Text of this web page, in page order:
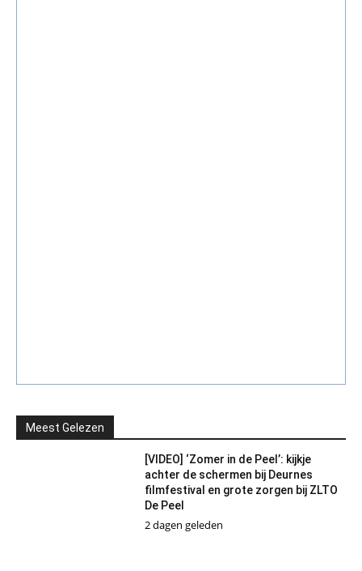
Meest Gelezen
[VIDEO] ‘Zomer in de Peel’: kijkje
achter de schermen bij Deurnes
filmfestival en grote zorgen bij ZLTO
De Peel
2 dagen geleden